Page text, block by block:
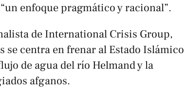
enfoque pragmático y racional”.
de International Crisis Group,
se centra en frenar al Estado Islámico
de agua del río Helmand y la
afganos.